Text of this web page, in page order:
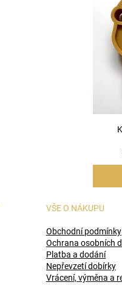
VŠE O NÁKUPU
Obchodní podmínky
Ochrana osobních
Platba a dodání
Nepřevzetí dobírky
Vrácení, výměna a